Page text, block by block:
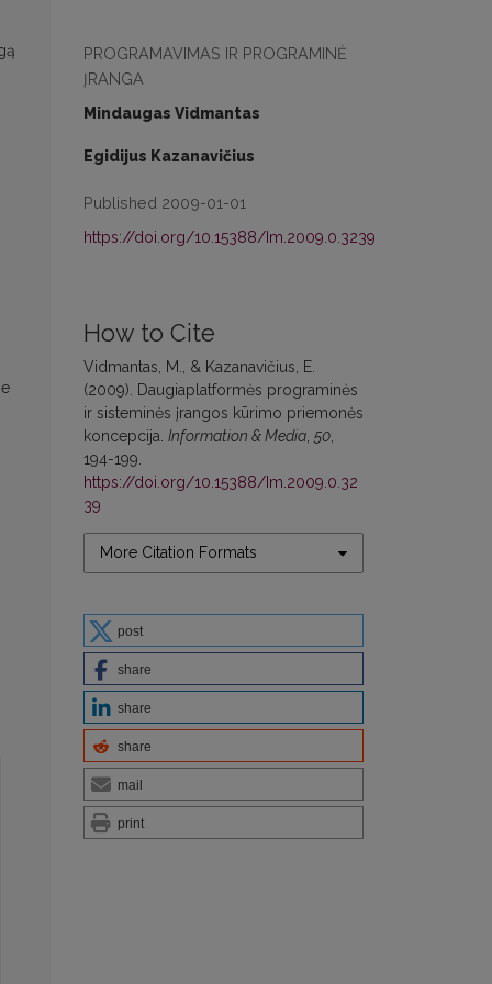
PROGRAMAVIMAS IR PROGRAMINĖ
ĮRANGA
Mindaugas Vidmantas
Egidijus Kazanavičius
Published 2009-01-01
https://doi.org/10.15388/Im.2009.0.3239
How to Cite
Vidmantas, M., & Kazanavičius, E.
(2009). Daugiaplatformės programinės
ir sisteminės įrangos kūrimo priemonės
koncepcija. Information & Media 50
194-199.
https://doi.org/10.15388/Im.2009.0.32
39
More Citation Formats
post
share
share
share
mail
print